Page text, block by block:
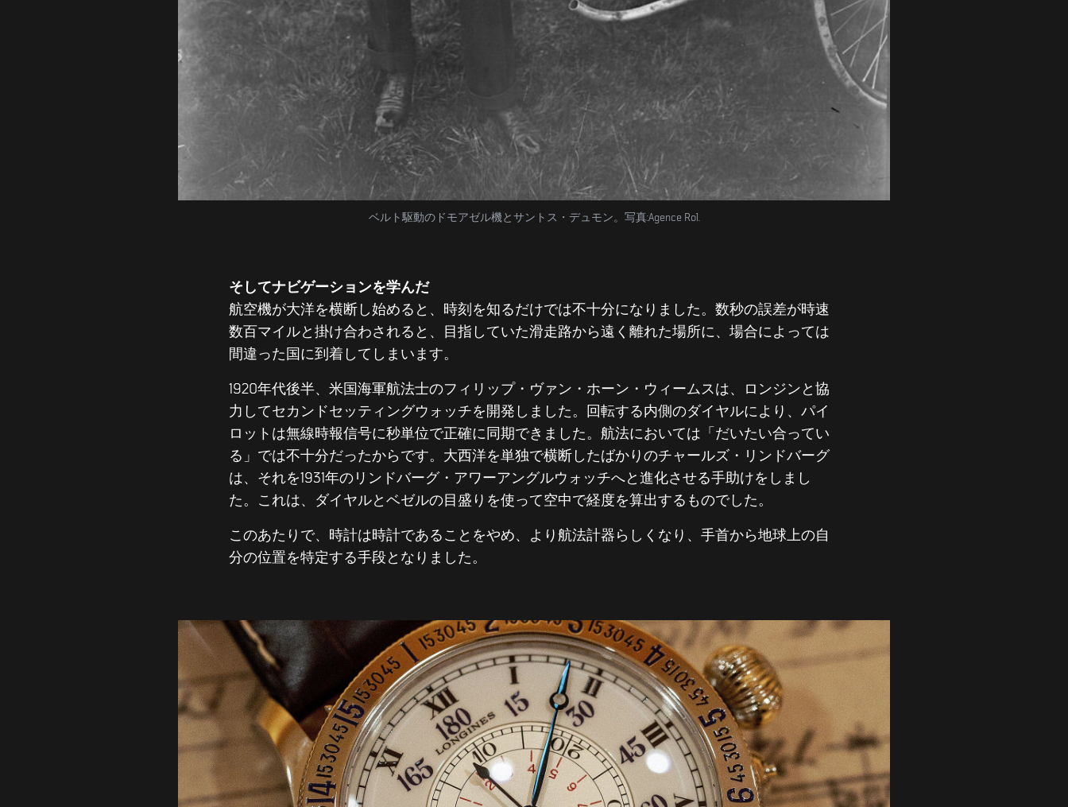
ベルト駆動のドモアゼル機とサントス・デュモン。写真:Agence Rol.
そしてナビゲーションを学んだ
航空機が大洋を横断し始めると、時刻を知るだけでは不十分になりました。数秒の誤差が時速
数百マイルと掛け合わされると、目指していた滑走路から遠く離れた場所に、場合によっては
間違った国に到着してしまいます。
1920年代後半、米国海軍航法士のフィリップ・ヴァン・ホーン・ウィームスは、ロンジンと協
力してセカンドセッティングウォッチを開発しました。回転する内側のダイヤルにより、パイ
ロットは無線時報信号に秒単位で正確に同期できました。航法においては「だいたい合ってい
る」では不十分だったからです。大西洋を単独で横断したばかりのチャールズ・リンドバーグ
は、それを1931年のリンドバーグ・アワーアングルウォッチへと進化させる手助けをしまし
た。これは、ダイヤルとベゼルの目盛りを使って空中で経度を算出するものでした。
このあたりで、時計は時計であることをやめ、より航法計器らしくなり、手首から地球上の自
分の位置を特定する手段となりました。